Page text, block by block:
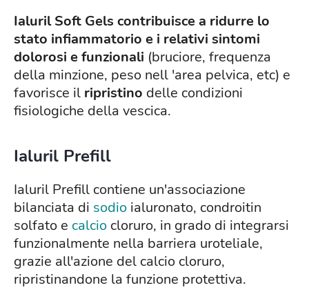
Ialuril Soft Gels contribuisce a ridurre lo
stato infiammatorio e i relativi sintomi
dolorosi e funzionali (bruciore, frequenza
della minzione, peso nell 'area pelvica, etc) e
favorisce il ripristino delle condizioni
fisiologiche della vescica.
Ialuril Prefill
Ialuril Prefill contiene un'associazione
bilanciata di sodio ialuronato, condroitin
solfato e calcio cloruro, in grado di integrarsi
funzionalmente nella barriera uroteliale,
grazie all'azione del calcio cloruro,
ripristinandone la funzione protettiva.